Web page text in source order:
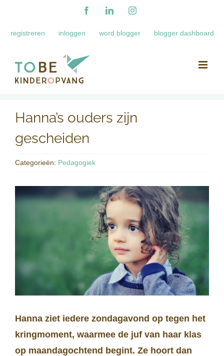
inhoud
FacebookLinkedInInstagram
registreren inloggen word blogger blogger dashboard
Hanna’s ouders zijn
gescheiden
Categorieën: Pedagogiek
Hanna ziet iedere zondagavond op tegen het
kringmoment, waarmee de juf van haar klas
op maandagochtend begint. Ze hoort dan